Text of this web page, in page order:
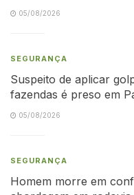
05/08/2026
SEGURANÇA
Suspeito de aplicar
fazendas é preso em
05/08/2026
SEGURANÇA
Homem morre em